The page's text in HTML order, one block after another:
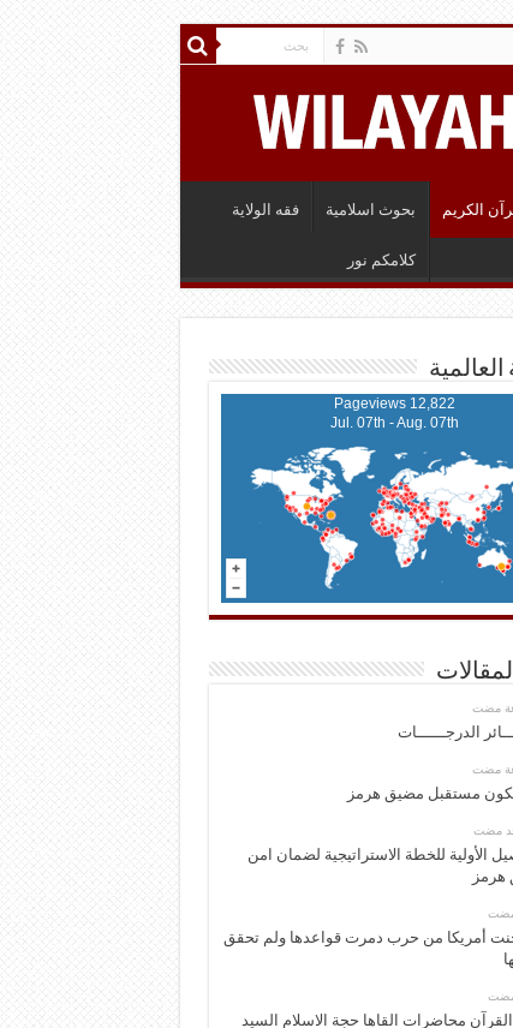
الكريم بحوث اسلامية فقه الولاية
كلامكم نور
العالمية
12,822 Pageviews
Jul. 07th - Aug. 07th
الدرجــــــات
مستقبل مضيق هرمز
مضت
الأولية للخطة الاستراتيجية لضمان امن
مضت
أمريكا من حرب دمرت قواعدها ولم تحقق
مضت
محاضرات القاها حجة الاسلام السيد